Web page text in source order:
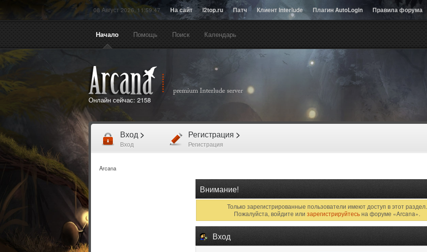
08 Август 2026, 11:59:47 На сайт l2top.ru Патч Клиент Interlude Плагин AutoLogin Правила форума
Начало Помощь Поиск Календарь
Онлайн сейчас: 2158
Вход >
Вход
Регистрация >
Регистрация
Arcana
Внимание!
Только зарегистрированные пользователи имеют доступ в этот раздел.
Пожалуйста, войдите или зарегистрируйтесьна форуме «Arcana».
Вход